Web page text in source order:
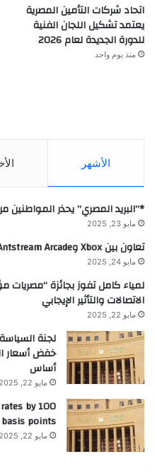
اتحاد شركات التأمين المصرية
يعتمد تشكيل اللجان الفنية
للدورة الجديدة لعام 2026
منذ يوم واحد
الأشهر
*”البريد المصري” يحذر المواطنين
مايو 23, 2025
تعاون بين Xbox وAntstream Arcade
مايو 24, 2025
لمياء كامل تفوز بجائزة “مصريات
الاتصالات والتأثير الإيجابي
مايو 22, 2025
لجنة
أساس
مايو 22, 2025
by 100
basis points
مايو 22, 2025